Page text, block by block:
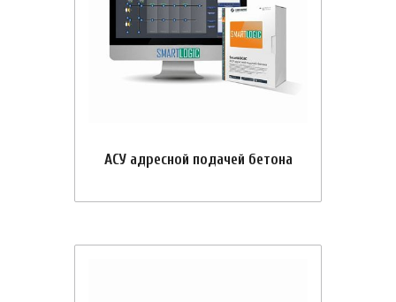
АСУ адресной подачей бетона